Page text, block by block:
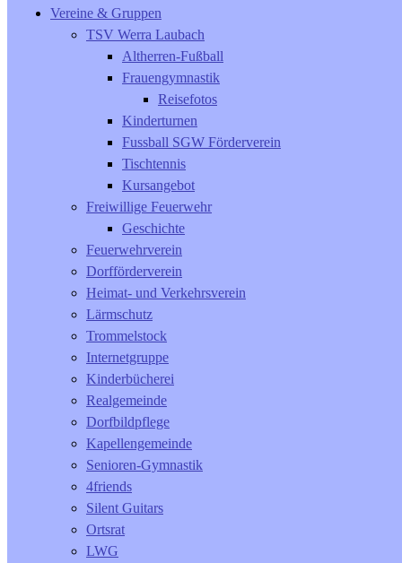
Vereine & Gruppen
TSV Werra Laubach
Altherren-Fußball
Frauengymnastik
Reisefotos
Kinderturnen
Fussball SGW Förderverein
Tischtennis
Kursangebot
Freiwillige Feuerwehr
Geschichte
Feuerwehrverein
Dorfförderverein
Heimat- und Verkehrsverein
Lärmschutz
Trommelstock
Internetgruppe
Kinderbücherei
Realgemeinde
Dorfbildpflege
Kapellengemeinde
Senioren-Gymnastik
4friends
Silent Guitars
Ortsrat
LWG